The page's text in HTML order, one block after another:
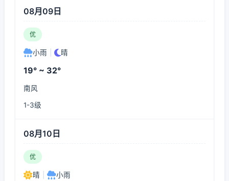
08月09日
优
小雨 晴
19° ~ 32°
南风
1-3级
08月10日
优
晴 小雨